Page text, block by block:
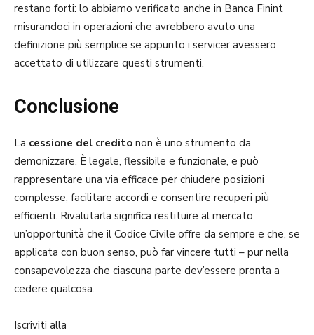
restano forti: lo abbiamo verificato anche in Banca Finint
misurandoci in operazioni che avrebbero avuto una
definizione più semplice se appunto i servicer avessero
accettato di utilizzare questi strumenti.
Conclusione
La cessione del credito non è uno strumento da
demonizzare. È legale, flessibile e funzionale, e può
rappresentare una via efficace per chiudere posizioni
complesse, facilitare accordi e consentire recuperi più
efficienti. Rivalutarla significa restituire al mercato
un’opportunità che il Codice Civile offre da sempre e che, se
applicata con buon senso, può far vincere tutti – pur nella
consapevolezza che ciascuna parte dev’essere pronta a
cedere qualcosa.
Iscriviti alla